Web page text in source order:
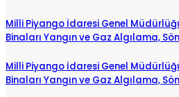
Milli Piyango İdaresi Genel
Binaları Yangın ve Gaz Algılama,
Milli Piyango İdaresi Genel
Binaları Yangın ve Gaz Algılama,